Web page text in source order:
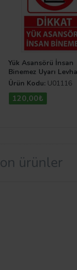
Yük Asansörü İnsan
Binemez Uyarı
Ürün Kodu: U01116
120,00₺
ürünler